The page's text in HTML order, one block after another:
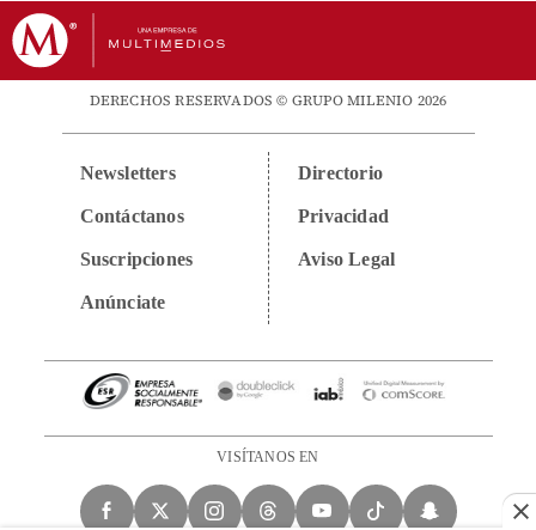
DERECHOS RESERVADOS © GRUPO MILENIO 2026
Newsletters
Contáctanos
Suscripciones
Anúnciate
Directorio
Privacidad
Aviso Legal
VISÍTANOS EN